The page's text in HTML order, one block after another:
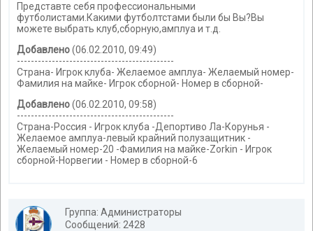
Представте себя профессиональными
футболистами.Какими футболтстами были бы Вы?Вы
можете выбрать клуб,сборную,амплуа и т.д.
Добавлено(06.02.2010, 09:49)
---------------------------------------------
Страна- Игрок клуба- Желаемое амплуа- Желаемый номер-
Фамилия на майке- Игрок сборной- Номер в сборной-
Добавлено(06.02.2010, 09:58)
---------------------------------------------
Страна-Россия - Игрок клуба -Депортиво Ла-Корунья -
Желаемое амплуа-левый крайний полузащитник -
Желаемый номер-20 -Фамилия на майке-Zorkin - Игрок
сборной-Норвегии - Номер в сборной-6
Группа: Администраторы
Сообщений: 2428